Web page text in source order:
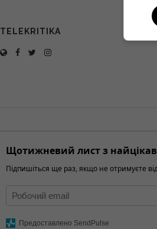
TELEKRITIKA
Щотижневий лист з
Підпишіться ще раз, якщо не отримуєте
Предоставлено SendPulse